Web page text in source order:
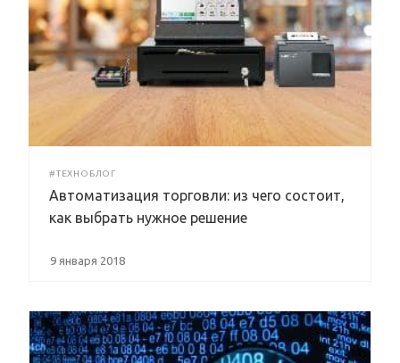
#ТЕХНОБЛОГ
Автоматизация торговли: из чего состоит,
как выбрать нужное решение
9 января 2018